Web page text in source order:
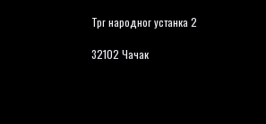
Трг народног устанка 2
32102 Чачак